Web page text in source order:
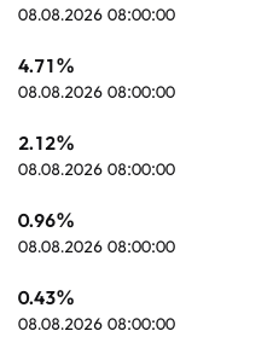
08.08.2026 08:00:00
4.71%
08.08.2026 08:00:00
2.12%
08.08.2026 08:00:00
0.96%
08.08.2026 08:00:00
0.43%
08.08.2026 08:00:00